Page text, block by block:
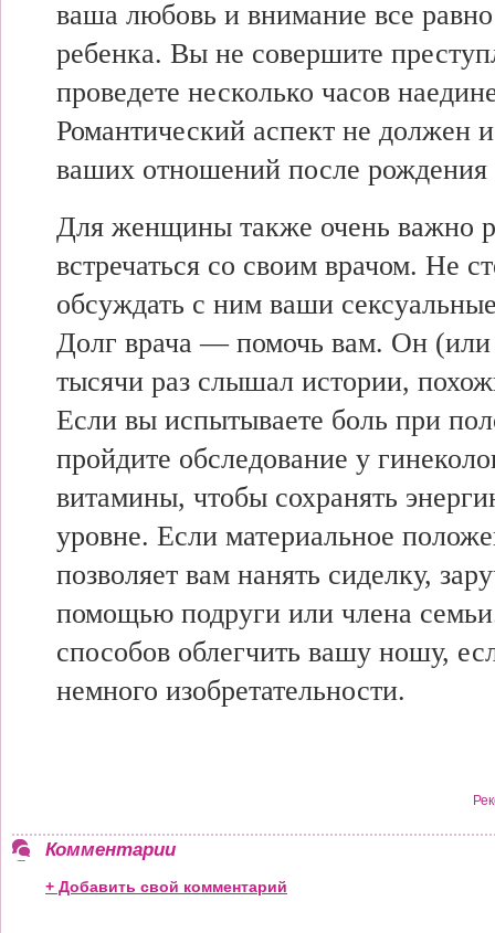
ваша любовь и внимание все
ребенка. Вы не совершите
проведете несколько часов
Романтический аспект не должен
ваших отношений после рождения
Для женщины также очень важно
встречаться со своим врачом. Не
обсуждать с ним ваши
Долг врача — помочь вам. Он
тысячи раз слышал истории,
Если вы испытываете боль при
пройдите обследование у
витамины, чтобы сохранять
уровне. Если материальное
позволяет вам нанять сиделку,
помощью подруги или члена
способов облегчить вашу ношу,
немного изобретательности.
Комментарии
+ Добавить свой комментарий